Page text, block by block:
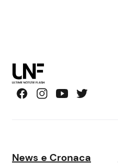
News e Cronaca